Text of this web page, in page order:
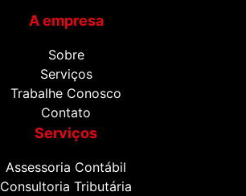
A empresa
Sobre
Serviços
Trabalhe Conosco
Contato
Serviços
Assessoria Contábil
Consultoria Tributária